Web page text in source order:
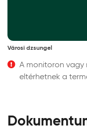
Városi dzsungel
A monitoron vagy
eltérhetnek a